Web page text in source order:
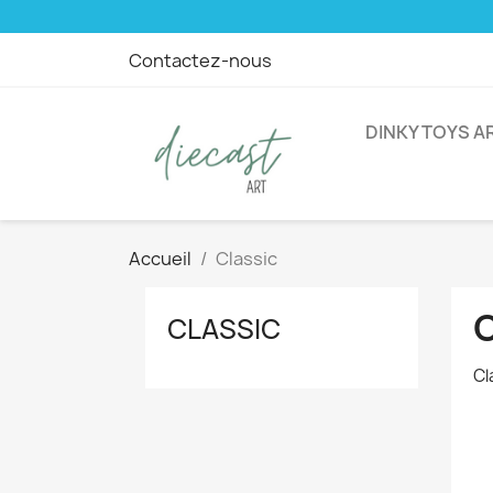
Contactez-nous
DINKY TOYS
Accueil Classic
CLASSIC